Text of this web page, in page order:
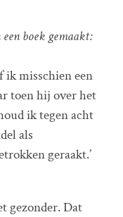
boek gemaakt:
ik misschien een
toen hij over het
ik tegen acht
als
geraakt.’
gezonder. Dat